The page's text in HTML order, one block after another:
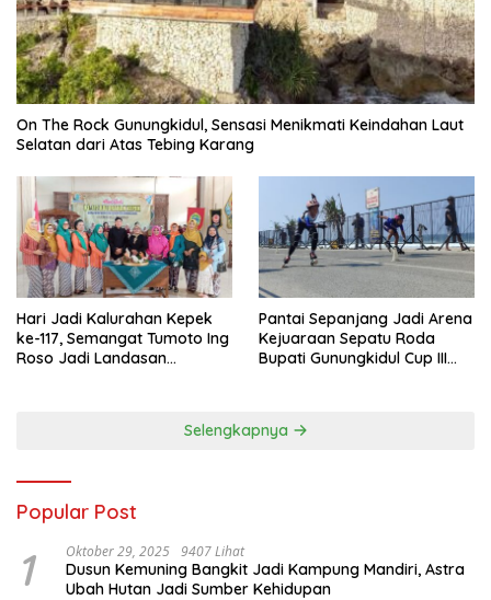
On The Rock Gunungkidul, Sensasi Menikmati Keindahan Laut
Selatan dari Atas Tebing Karang
Hari Jadi Kalurahan Kepek
ke-117, Semangat Tumoto Ing
Roso Jadi Landasan
Pantai Sepanjang Jadi Arena
Kejuaraan Sepatu Roda
Bupati Gunungkidul Cup III
Selengkapnya
Popular Post
1 Oktober 29, 2025 9407 Lihat
Dusun Kemuning Bangkit Jadi Kampung Mandiri, Astra
Ubah Hutan Jadi Sumber Kehidupan